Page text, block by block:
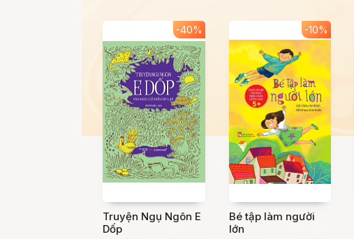
-40%
Truyện Ngụ Ngôn E
Dốp
-10%
Bé tập làm người
lớn